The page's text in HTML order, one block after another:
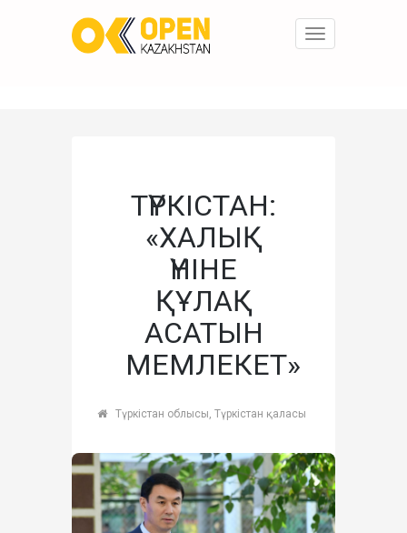
Toggle
ТҮРКІСТАН:
«ХАЛЫҚ
ҮНІНЕ
ҚҰЛАҚ
АСАТЫН
МЕМЛЕКЕТ»
Түркістан облысы, Түркістан қаласы